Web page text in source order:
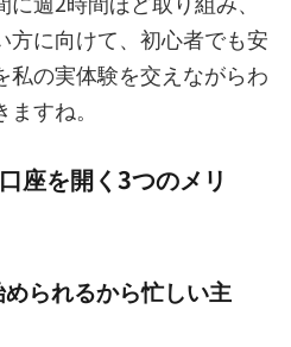
方に向けて、初心者でも安
私の実体験を交えながらわ
すね。
座を開く3つのメリ
られるから忙しい主